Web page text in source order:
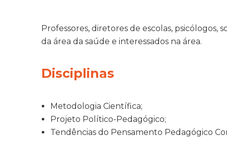
Professores, diretores de escolas, psicólogos,
da área da saúde e interessados na área.
Disciplinas
Metodologia Científica;
Projeto Político-Pedagógico;
Tendências do Pensamento Pedagógico